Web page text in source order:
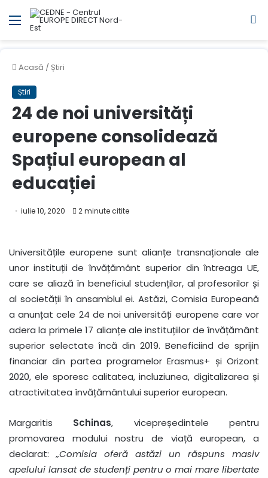
Meniul
Acasă / Știri
Știri
24 de noi universități
europene consolidează
Spațiul european al
educației
iulie 10, 2020 2 minute citite
Universitățile europene sunt alianțe transnaționale ale
unor instituții de învățământ superior din întreaga UE,
care se aliază în beneficiul studenților, al profesorilor și
al societății în ansamblul ei. Astăzi, Comisia Europeană
a anunțat cele 24 de noi universități europene care vor
adera la primele 17 alianțe ale instituțiilor de învățământ
superior selectate încă din 2019. Beneficiind de sprijin
financiar din partea programelor Erasmus+ și Orizont
2020, ele sporesc calitatea, incluziunea, digitalizarea și
atractivitatea învățământului superior european.
Margaritis Schinas, vicepreședintele pentru
promovarea modului nostru de viață european, a
declarat:„Comisia oferă astăzi un răspuns masiv
apelului lansat de studenți pentru o mai mare libertate